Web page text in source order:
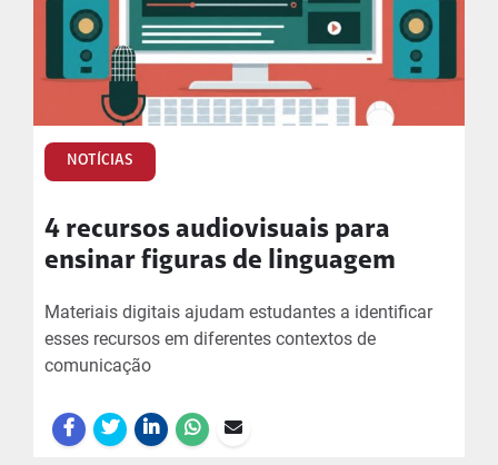
NOTÍCIAS
4 recursos audiovisuais para
ensinar figuras de linguagem
Materiais digitais ajudam estudantes a identificar
esses recursos em diferentes contextos de
comunicação